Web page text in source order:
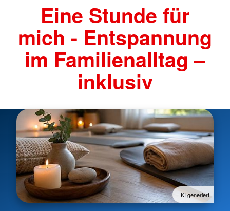
Eine Stunde für
mich - Entspannung
im Familienalltag –
inklusiv
KI generiert